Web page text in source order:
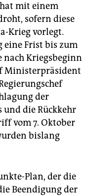
mit einem
sofern diese
Krieg vorlegt.
eine Frist bis zum
nach Kriegsbeginn
Ministerpräsident
der
die Rückkehr
vom 7. Oktober
bislang
Plan, der die
Beendigung der